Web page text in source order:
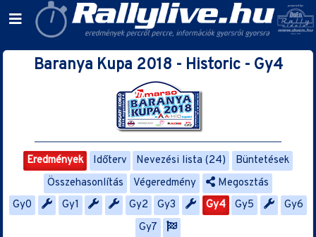
Baranya Kupa 2018 - Historic - Gy4
Eredmények Időterv Nevezési lista (24)
Büntetések
Összehasonlítás
Végeredmény
Megosztás
Gy0
Gy1 Gy2 Gy3 Gy4 Gy5
Gy6
Gy7